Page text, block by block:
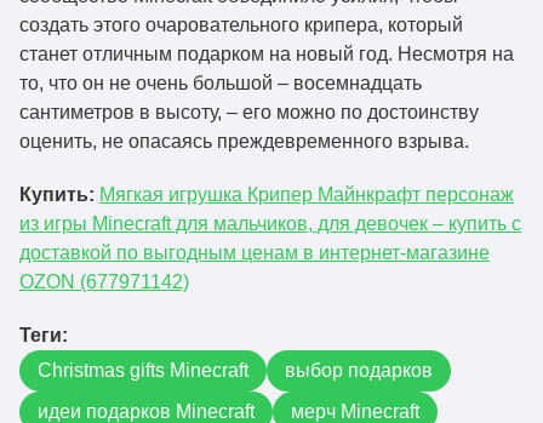
создать этого очаровательного крипера, который
станет отличным подарком на новый год. Несмотря на
то, что он не очень большой – восемнадцать
сантиметров в высоту, – его можно по достоинству
оценить, не опасаясь преждевременного взрыва.
Купить: Мягкая игрушка Крипер Майнкрафт персонаж
из игры Minecraft для мальчиков, для девочек – купить с
доставкой по выгодным ценам в интернет-магазине
OZON (677971142)
Теги:
Christmas gifts Minecraft
выбор подарков
идеи подарков Minecraft
мерч Minecraft